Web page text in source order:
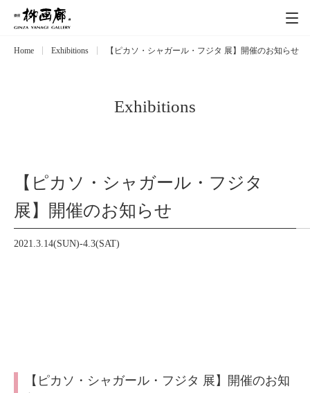
Exhibitions 展覧会
Art works 作品一覧
Catalog カタログ
Home Exhibitions 【ピカソ・シャガール・フジタ 展】開催のお知らせ
Exhibitions
【ピカソ・シャガール・フジタ
展】開催のお知らせ
2021.3.14(SUN)-4.3(SAT)
【ピカソ・シャガール・フジタ 展】開催のお知